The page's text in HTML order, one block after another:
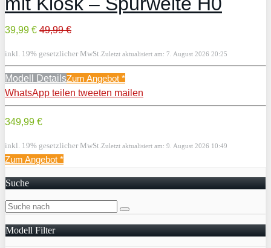
39,99 € 49,99 €
inkl. 19% gesetzlicher MwSt.Zuletzt aktualisiert am: 7. August 2026 20:25
Modell DetailsZum Angebot *
WhatsApp teilen tweeten mailen
349,99 €
inkl. 19% gesetzlicher MwSt.Zuletzt aktualisiert am: 9. August 2026 10:49
Zum Angebot *
Suche
Modell Filter